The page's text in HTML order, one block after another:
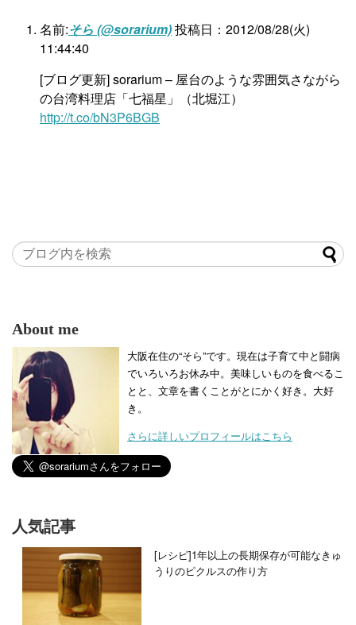
名前:そら (@sorarium)投稿日：2012/08/28(火)
11:44:40
[ブログ更新] sorarium – 屋台のような雰囲気さながら
の台湾料理店「七福星」（北堀江）
http://t.co/bN3P6BGB
About me
大阪在住の“そら”です。現在は子育て中と闘病
でいろいろお休み中。美味しいものを食べるこ
とと、文章を書くことがとにかく好き。大好
き。
さらに詳しいプロフィールはこちら
人気記事
[レシピ]1年以上の長期保存が可能なきゅ
うりのピクルスの作り方